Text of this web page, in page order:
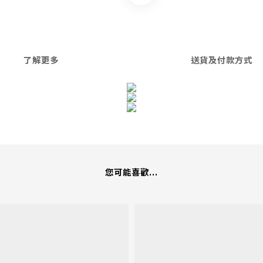
了解更多 送貨及付款方式
您可能喜歡...